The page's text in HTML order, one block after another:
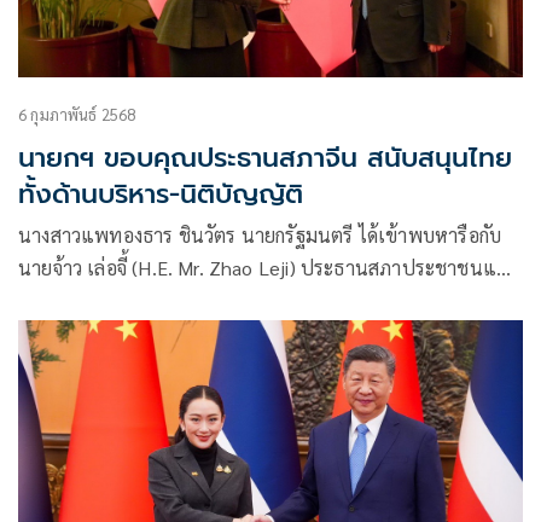
6 กุมภาพันธ์ 2568
นายกฯ ขอบคุณประธานสภาจีน สนับสนุนไทย
ทั้งด้านบริหาร-นิติบัญญัติ
นางสาวแพทองธาร ชินวัตร นายกรัฐมนตรี ได้เข้าพบหารือกับ
นายจ้าว เล่อจี้ (H.E. Mr. Zhao Leji) ประธานสภาประชาชนแห่ง
ความยินดีที่นายกรัฐมนตรี